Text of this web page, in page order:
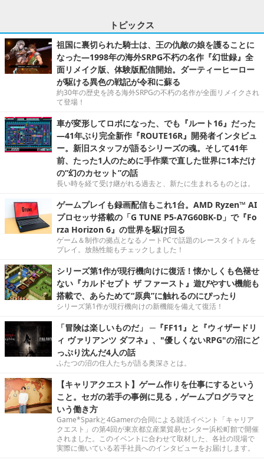
トピックス
祖国に裏切られた騎士は、王の仇敵の娘を護ることに
なった―1998年の海外SRPG不朽の名作『幻世録』全
面リメイク版、体験版配信開始。ダーティーヒーロー
が駆ける異色の戦記が令和に蘇る
約30年の歴史を誇る海外SRPGの不朽の名作が全面リメイクされ
て登場！
車が変形してロボになった、でも『ルート16』だった
―41年ぶり完全新作『ROUTE16R』開発者インタビュ
ー。新旧スタッフが語るシリーズの魂。そして41年
前、たった1人のために手作業で直した世界に1本だけ
の“幻のカセット”の話
長い時を経て受け継がれる過去と、新たに生まれるものとは。
ゲームプレイも録画配信もこれ1台。AMD Ryzen™ AI
プロセッサ搭載の「G TUNE P5-A7G60BK-D」で『Fo
rza Horizon 6』の世界を駆け回る
ゲーム＆制作の拠点となるノートPCで話題のレースタイトルを
プレイ。放熱性能もチェックしました！
シリーズ第1作が現行機向けに復活！懐かしくも色褪せ
ない『カルドセプト ザ ファースト』遊びやすい機能も
搭載で、あらためて“原典”に触れるのにぴったり
シリーズ第1作が現行機向けの新機能を備えて復活！
「冒険は楽しいものだ」 ─『FF11』と『ウィザードリ
ィ ヴァリアンツ ダフネ』、"優しくないRPG"の沼にど
っぷり沈んだ4人の話
ふたつの沼の住人たちが語る奥深さとは。
【キャリアクエスト】ゲーム作りを仕事にするという
こと。セガの若手の事例に見る，ゲームプログラマと
いう働き方
Game*Sparkと4Gamerの合同による就活イベント「キャリア
クエスト」の第4回が東京都立産業貿易センター浜松町館で開催
されました。このイベントに合わせて取材した、各社の現場で
実際に働いている若手社員へのインタビューをお届けします。